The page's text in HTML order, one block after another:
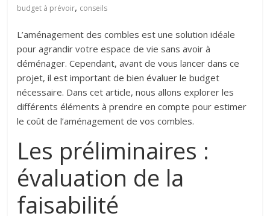
budget à prévoir, conseils
L’aménagement des combles est une solution idéale
pour agrandir votre espace de vie sans avoir à
déménager. Cependant, avant de vous lancer dans ce
projet, il est important de bien évaluer le budget
nécessaire. Dans cet article, nous allons explorer les
différents éléments à prendre en compte pour estimer
le coût de l’aménagement de vos combles.
Les préliminaires :
évaluation de la
faisabilité